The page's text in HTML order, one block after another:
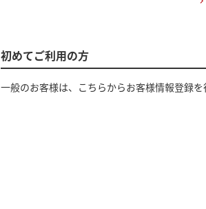
初めてご利用の方
一般のお客様は、こちらからお客様情報登録